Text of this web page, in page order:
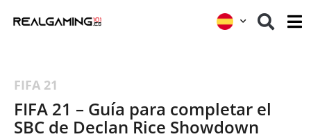
FIFA 21
FIFA 21 – Guía para completar el
SBC de Declan Rice Showdown